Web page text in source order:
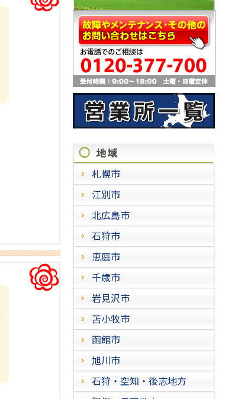
札幌市
江別市
北広島市
石狩市
恵庭市
千歳市
岩見沢市
苫小牧市
函館市
旭川市
石狩・空知・後志地方